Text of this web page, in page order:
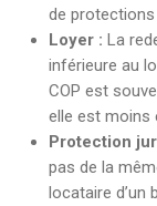
de protections
Loyer : La
inférieure au
COP est
elle est moins
Protection
pas de la
locataire d’un